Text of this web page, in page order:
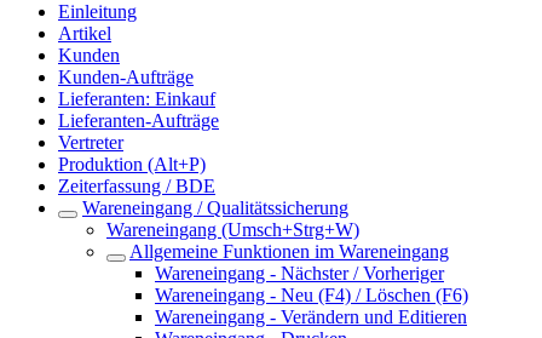
Einleitung
Artikel
Kunden
Kunden-Aufträge
Lieferanten: Einkauf
Lieferanten-Aufträge
Vertreter
Produktion (Alt+P)
Zeiterfassung / BDE
Wareneingang / Qualitätssicherung
Wareneingang (Umsch+Strg+W)
Allgemeine Funktionen im Wareneingang
Wareneingang - Nächster / Vorheriger
Wareneingang - Neu (F4) / Löschen (F6)
Wareneingang - Verändern und Editieren